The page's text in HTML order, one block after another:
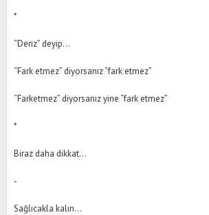
*
“Deriz” deyip…
“Fark etmez” diyorsanız “fark etmez”
“Farketmez” diyorsanız yine “fark etmez”
*
Biraz daha dikkat…
-
Sağlıcakla kalın…